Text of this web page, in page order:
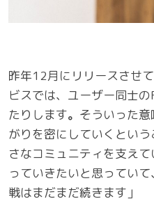
昨年12月にリリースさせ
ビスでは、ユーザー同士
たりします。 そういった
がりを密にしていくとい
さなコミュニティを支え
っていきたいと思ってい
戦はまだまだ続きます」